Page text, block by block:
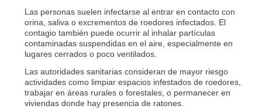
Las personas suelen infectarse al entrar en contacto con
orina, saliva o excrementos de roedores infectados. El
contagio también puede ocurrir al inhalar partículas
contaminadas suspendidas en el aire, especialmente en
lugares cerrados o poco ventilados.
Las autoridades sanitarias consideran de mayor riesgo
actividades como limpiar espacios infestados de roedores,
trabajar en áreas rurales o forestales, o permanecer en
viviendas donde hay presencia de ratones.